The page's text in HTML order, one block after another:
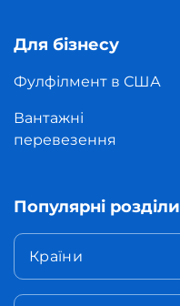
Для бізнесу
Фулфілмент в США
Вантажні
перевезення
Популярні розділи
Країни